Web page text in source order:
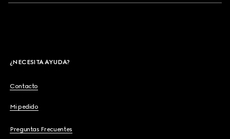
¿NECESITA AYUDA?
Contacto
Mi pedido
Preguntas Frecuentes